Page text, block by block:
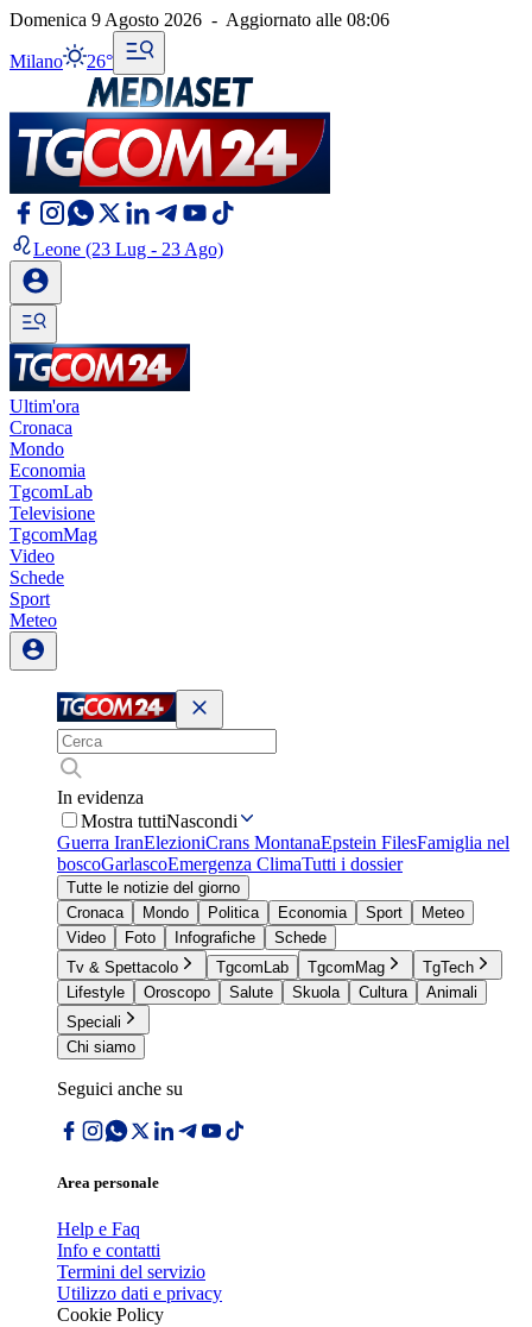
Domenica 9 Agosto 2026 - Aggiornato alle 08:06
Milano 26°
Leone (23 Lug - 23 Ago)
Ultim'ora
Cronaca
Mondo
Economia
TgcomLab
Televisione
TgcomMag
Video
Schede
Sport
Meteo
In evidenza
Mostra tuttiNascondi
Guerra IranElezioniCrans MontanaEpstein FilesFamiglia nel
boscoGarlascoEmergenza ClimaTutti i dossier
Tutte le notizie del giorno
Cronaca
Mondo Politica Economia Sport
Meteo
Video
Foto Infografiche
Schede
Tv & Spettacolo
TgcomLab TgcomMag
TgTech
Lifestyle
Oroscopo Salute Skuola Cultura
Animali
Speciali
Chi siamo
Seguici anche su
Area personale
Help e Faq
Info e contatti
Termini del servizio
Utilizzo dati e privacy
Cookie Policy